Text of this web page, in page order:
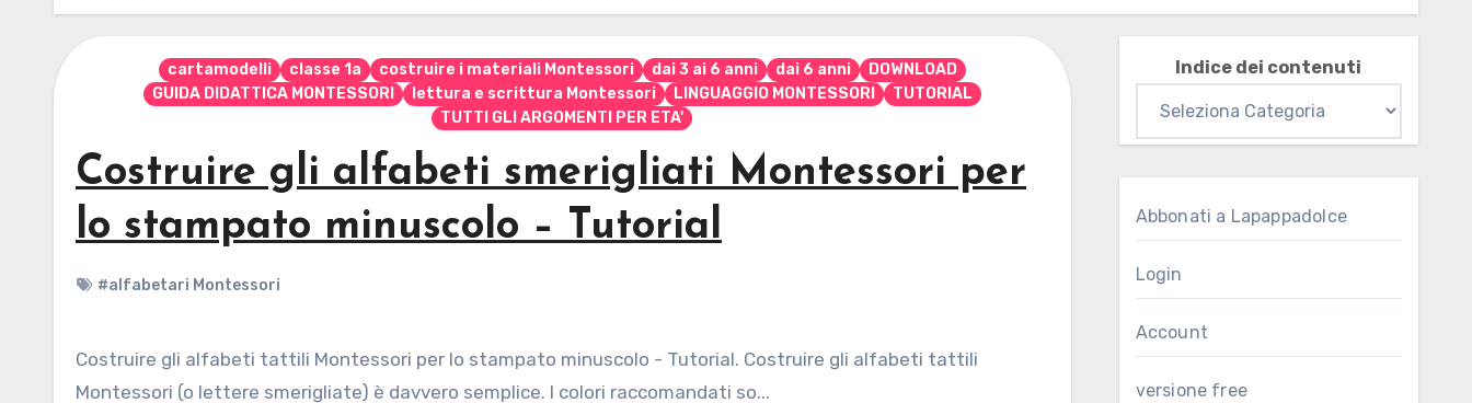
cartamodelli classe 1a costruire i materiali Montessori dai 3 ai 6 anni dai 6 anni
DOWNLOAD
GUIDA DIDATTICA MONTESSORI
lettura e scrittura Montessori LINGUAGGIO MONTESSORI
TUTORIAL
TUTTI GLI ARGOMENTI PER ETA'
Costruire gli alfabeti smerigliati Montessori per
lo stampato minuscolo – Tutorial
#alfabetari Montessori
Costruire gli alfabeti tattili Montessori per lo stampato minuscolo - Tutorial. Costruire gli alfabeti tattili
Montessori (o lettere smerigliate) è davvero semplice. I colori raccomandati so...
Indice dei contenuti
Abbonati a Lapappadolce
Login
Account
versione free